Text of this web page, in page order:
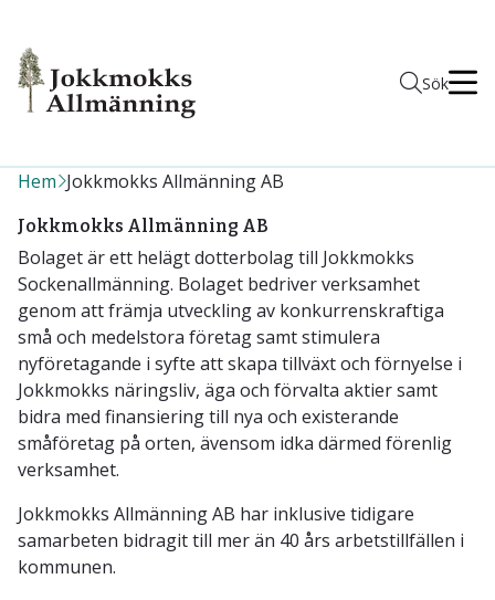
Sök
Hem Jokkmokks Allmänning AB
Jokkmokks Allmänning AB
Bolaget är ett helägt dotterbolag till Jokkmokks
Sockenallmänning. Bolaget bedriver verksamhet
genom att främja utveckling av konkurrenskraftiga
små och medelstora företag samt stimulera
nyföretagande i syfte att skapa tillväxt och förnyelse i
Jokkmokks näringsliv, äga och förvalta aktier samt
bidra med finansiering till nya och existerande
småföretag på orten, ävensom idka därmed förenlig
verksamhet.
Jokkmokks Allmänning AB har inklusive tidigare
samarbeten bidragit till mer än 40 års arbetstillfällen i
kommunen.